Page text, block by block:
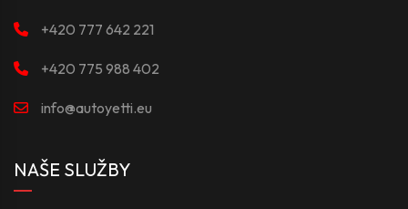
+420 777 642 221
+420 775 988 402
info@autoyetti.eu
NAŠE SLUŽBY